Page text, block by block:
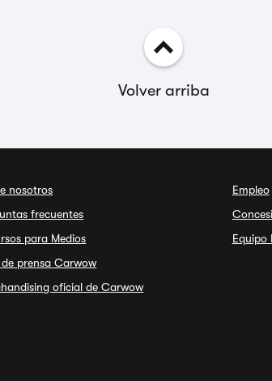
Volver arriba
nosotros
frecuentes
para Medios
de prensa Carwow
oficial de Carwow
Empleo
Equipo